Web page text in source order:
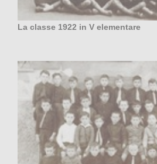
La classe 1922 in V elementare